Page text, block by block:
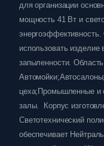
для организации
мощность 41 Вт и
использовать
запыленности.
цеха;Промышленные и
залы. Корпус
Светотехнический
обеспечивает